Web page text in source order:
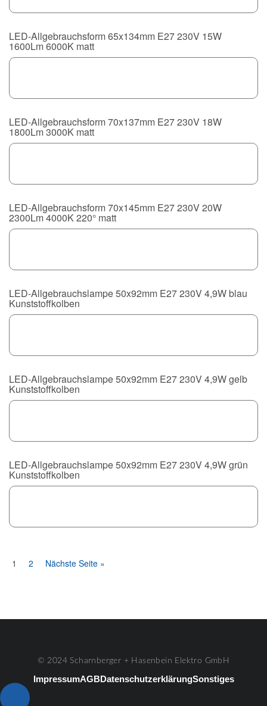
LED-Allgebrauchsform 65x134mm E27 230V 15W
1600Lm 6000K matt
LED-Allgebrauchsform 70x137mm E27 230V 18W
1800Lm 3000K matt
LED-Allgebrauchsform 70x145mm E27 230V 20W
2300Lm 4000K 220° matt
LED-Allgebrauchslampe 50x92mm E27 230V 4,9W blau
Kunststoffkolben
LED-Allgebrauchslampe 50x92mm E27 230V 4,9W gelb
Kunststoffkolben
LED-Allgebrauchslampe 50x92mm E27 230V 4,9W grün
Kunststoffkolben
1 2 Nächste Seite »
© 2024 Scharnberger + Hasenbein Elektro GmbH
ImpressumAGBDatenschutzerklärungSonstiges